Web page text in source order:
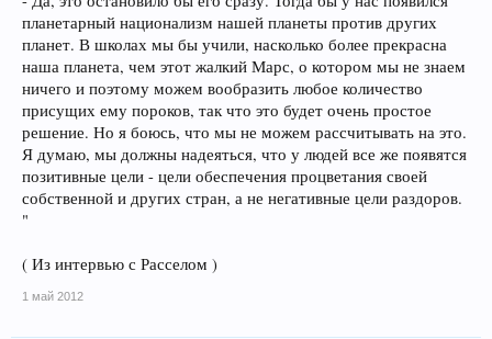
планетарный национализм нашей планеты против других
планет. В школах мы бы учили, насколько более прекрасна
наша планета, чем этот жалкий Марс, о котором мы не знаем
ничего и поэтому можем вообразить любое количество
присущих ему пороков, так что это будет очень простое
решение. Но я боюсь, что мы не можем рассчитывать на это.
Я думаю, мы должны надеяться, что у людей все же появятся
позитивные цели - цели обеспечения процветания своей
собственной и других стран, а не негативные цели раздоров.
"
( Из интервью с Расселом )
1 май 2012